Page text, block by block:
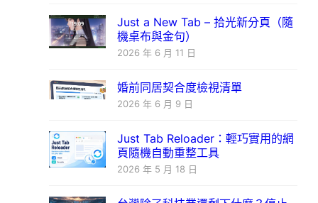
Just a New Tab – 拾光新分頁（隨
機桌布與金句）
2026 年 6 月 11 日
婚前同居契合度檢視清單
2026 年 6 月 9 日
Just Tab Reloader：輕巧實用的網
頁隨機自動重整工具
2026 年 5 月 18 日